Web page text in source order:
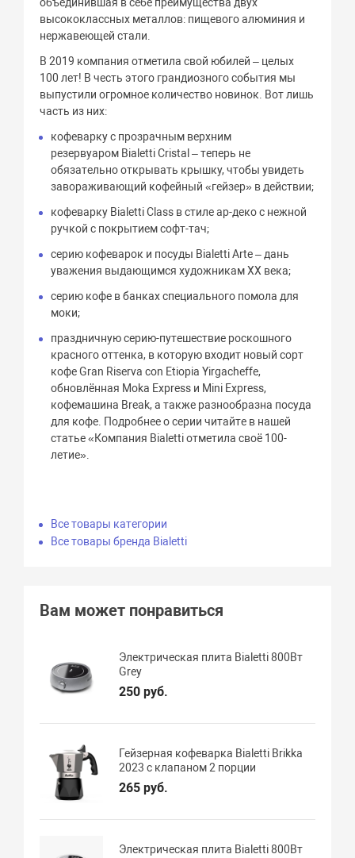
высококлассных металлов: пищевого алюминия и
нержавеющей стали.
В 2019 компания отметила свой юбилей – целых
100 лет! В честь этого грандиозного события мы
выпустили огромное количество новинок. Вот лишь
часть из них:
кофеварку с прозрачным верхним
резервуаром Bialetti Cristal – теперь не
обязательно открывать крышку, чтобы увидеть
завораживающий кофейный «гейзер» в действии;
кофеварку Bialetti Class в стиле ар-деко с нежной
ручкой с покрытием софт-тач;
серию кофеварок и посуды Bialetti Arte – дань
уважения выдающимся художникам XX века;
серию кофе в банках специального помола для
моки;
праздничную серию-путешествие роскошного
красного оттенка, в которую входит новый сорт
кофе Gran Riserva con Etiopia Yirgacheffe,
обновлённая Moka Express и Mini Express,
кофемашина Break, а также разнообразна посуда
для кофе. Подробнее о серии читайте в нашей
статье «Компания Bialetti отметила своё 100-
летие».
Все товары категории
Все товары бренда Bialetti
Вам может понравиться
Электрическая плита Bialetti 800Вт
Grey
250 руб.
Гейзерная кофеварка Bialetti Brikka
2023 с клапаном 2 порции
265 руб.
Электрическая плита Bialetti 800Вт